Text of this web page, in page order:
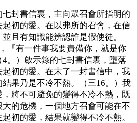
封書信裏，主向眾召會所指明的
初的愛。在以弗所的召會，在信
且有知識能辨認誰是假使徒。
『有一件事我要責備你，就是你
。）啟示錄的七封書信裏，墮落
初的愛。在末了一封書信中，我
果乃是不冷不熱。（三16。）我
將不可避免的變得不冷不熱，既
的危機，一個地方召會可能在不
初的愛，結果就變得不冷不熱。